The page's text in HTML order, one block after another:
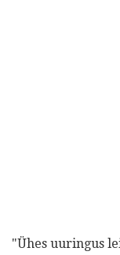
"Ühes uuringus